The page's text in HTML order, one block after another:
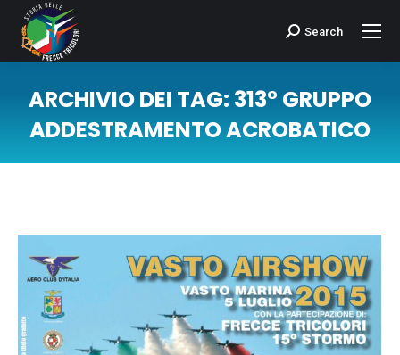
Cerca:Search
ARCHIVIO DEI TAG: 313° GRUPPO
ADDESTRAMENTO ACROBATICO